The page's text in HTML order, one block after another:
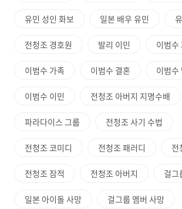
유민 성인 화보 일본 배우 유민
전청조 경호원 발리 이민 이범수
이범수 가족 이범수 결혼 이범수
이범수 이민 전청조 아버지 지명수배
파라다이스 그룹 전청조 사기 수법
전청조 코미디 전청조 패러디 전
전청조 잠적 전청조 아버지 걸그
일본 아이돌 사망 걸그룹 멤버 사망